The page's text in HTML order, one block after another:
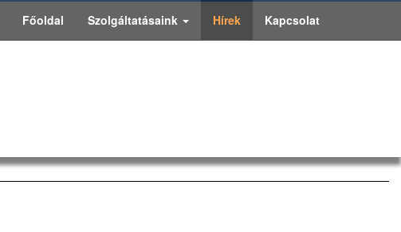
Főoldal Szolgáltatásaink Hírek Kapcsolat